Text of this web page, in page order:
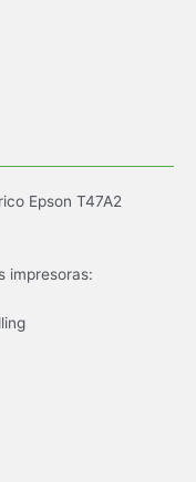
Epson T47A2
impresoras: